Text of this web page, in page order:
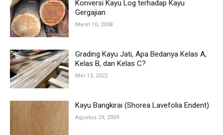
Konversi Kayu Log terhadap Kayu
Gergajian
Maret 10, 2008
Grading Kayu Jati, Apa Bedanya Kelas A,
Kelas B, dan Kelas C?
Mei 13, 2022
Kayu Bangkirai (Shorea Lavefolia Endent)
Agustus 29, 2009